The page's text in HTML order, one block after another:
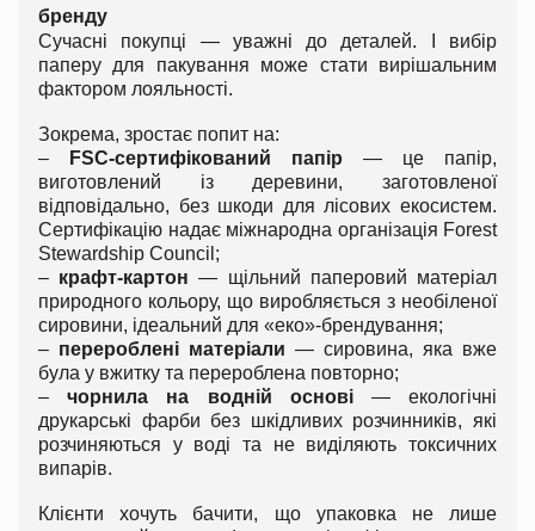
бренду
Сучасні покупці — уважні до деталей. І вибір
паперу для пакування може стати вирішальним
фактором лояльності.
Зокрема, зростає попит на:
–
FSC-сертифікований папір — це папір,
виготовлений із деревини, заготовленої
відповідально, без шкоди для лісових екосистем.
Сертифікацію надає міжнародна організація Forest
Stewardship Council;
– крафт-картон — щільний паперовий матеріал
природного кольору, що виробляється з необіленої
сировини, ідеальний для «еко»-брендування;
– перероблені матеріали — сировина, яка вже
була у вжитку та перероблена повторно;
–чорнила на водній основі— екологічні
друкарські фарби без шкідливих розчинників, які
розчиняються у воді та не виділяють токсичних
випарів.
Клієнти хочуть бачити, що упаковка не лише